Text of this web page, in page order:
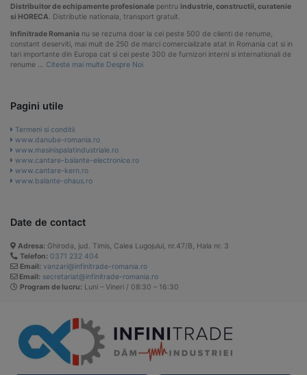
Distribuitor de echipamente profesionale pentru industrie, constructii, curatenie
si HORECA. Distributie nationala, transport gratuit.
Infinitrade Romania nu se rezuma doar la cei peste 500 de clienti de renume,
constant deserviti, mai mult de 250 de marci comercializate atat in Romania cat si in
tari importante din Europa cat si cei peste 300 de furnizori interni si internationali de
renume … Citeste mai multe Despre Noi
Pagini utile
Termeni si conditii
www.danube-romania.ro
www.masinispalatindustriale.ro
www.cantare-balante-electronice.ro
www.cantare-kern.ro
www.balante-ohaus.ro
Date de contact
Adresa: Ghiroda, jud. Timis, Calea Lugojului, nr.47/B, Hala nr. 3
Telefon: 0371 232 404
Email: vanzari@infinitrade-romania.ro
Email: secretariat@infinitrade-romania.ro
Program de lucru: Luni – Vineri / 08:30 – 16:30